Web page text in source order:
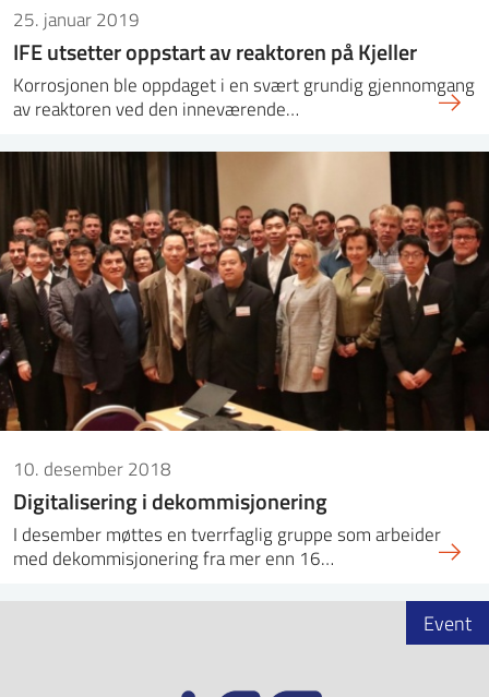
25. januar 2019
IFE utsetter oppstart av reaktoren på Kjeller
Korrosjonen ble oppdaget i en svært grundig gjennomgang
av reaktoren ved den inneværende…
10. desember 2018
Digitalisering i dekommisjonering
I desember møttes en tverrfaglig gruppe som arbeider
med dekommisjonering fra mer enn 16…
Event